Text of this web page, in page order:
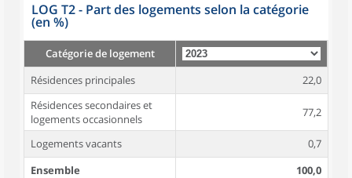
LOG T2 - Part des logements selon la catégorie
(en %)
Catégorie de logement
Résidences principales
22,0
Résidences secondaires et
logements occasionnels
77,2
Logements vacants
0,7
Ensemble
100,0